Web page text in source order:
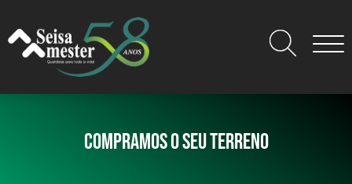
COMPRAMOS O SEU TERRENO